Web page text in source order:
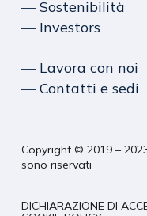
― Sostenibilità
― Investors
― Lavora con noi
― Contatti e sedi
Copyright © 2019 –
sono riservati
DICHIARAZIONE DI